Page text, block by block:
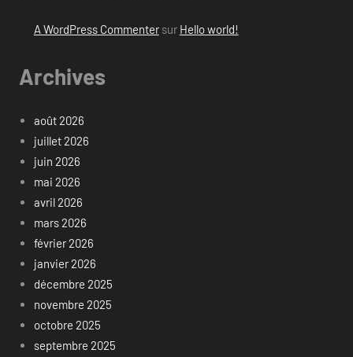
A WordPress Commentersur Hello world!
Archives
août 2026
juillet 2026
juin 2026
mai 2026
avril 2026
mars 2026
février 2026
janvier 2026
décembre 2025
novembre 2025
octobre 2025
septembre 2025